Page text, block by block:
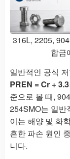
316L, 2205,
합금
일반적인 공식
PREN = Cr +
준으로 볼 때,
254SMO는 일반
이는 해양 및 화
흔한 파손 원인
니다.